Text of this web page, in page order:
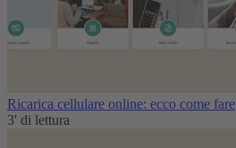
Ricarica cellulare online: ecco come fare
3' di lettura